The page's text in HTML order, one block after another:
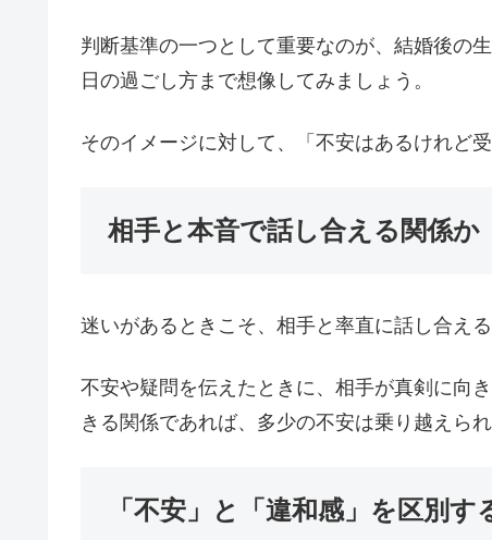
判断基準の一つとして重要なのが、結婚後の
日の過ごし方まで想像してみましょう。
そのイメージに対して、「不安はあるけれど
相手と本音で話し合える関係か
迷いがあるときこそ、相手と率直に話し合え
不安や疑問を伝えたときに、相手が真剣に向
きる関係であれば、多少の不安は乗り越えら
「不安」と「違和感」を区別す